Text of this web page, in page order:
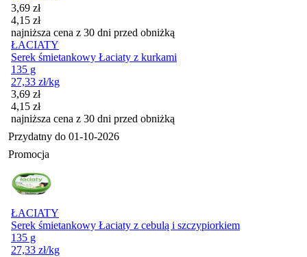
Cena promocyjna
3,69 zł
4,15 zł
najniższa cena z 30 dni przed obniżką
ŁACIATY
Serek śmietankowy Łaciaty z kurkami
135 g
27,33 zł/kg
Cena promocyjna
3,69 zł
4,15 zł
najniższa cena z 30 dni przed obniżką
Przydatny do 01-10-2026
Promocja
ŁACIATY
Serek śmietankowy Łaciaty z cebulą i szczypiorkiem
135 g
27,33 zł/kg